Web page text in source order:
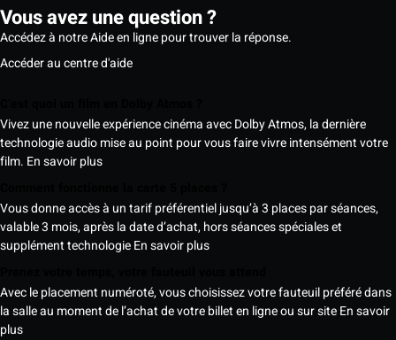
Vous avez une question ?
Accédez à notre Aide en ligne pour trouver la réponse.
Accéder au centre d'aide
Vivez une nouvelle expérience cinéma avec Dolby Atmos, la dernière
technologie audio mise au point pour vous faire vivre intensément votre
film. En savoir plus
Vous donne accès à un tarif préférentiel jusqu’à 3 places par séances,
valable 3 mois, après la date d’achat, hors séances spéciales et
supplément technologieEn savoir plus
Avec le placement numéroté, vous choisissez votre fauteuil préféré dans
la salle au moment de l’achat de votre billet en ligne ou sur siteEn savoir
plus